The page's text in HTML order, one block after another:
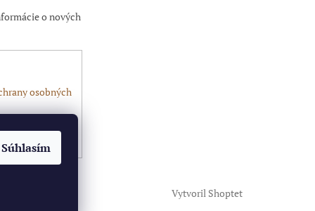
Súhlasím
o nových
osobných
Vytvoril Shoptet